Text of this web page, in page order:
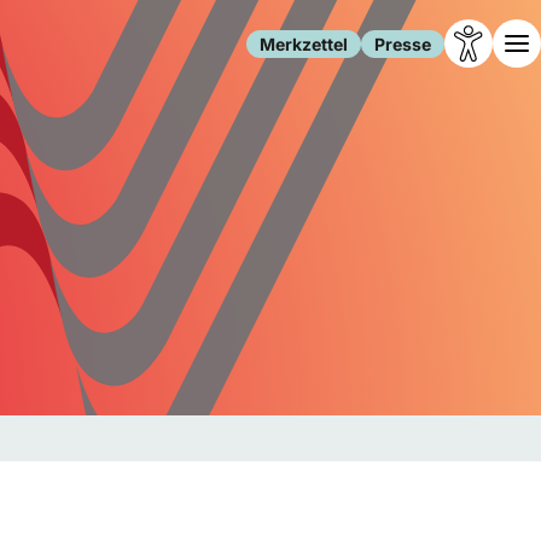
Merkzettel Presse
Leben
Familie
Freizeit
Gesundheit
Internet
Gesellschaft
Forschung
Migration
Polizei